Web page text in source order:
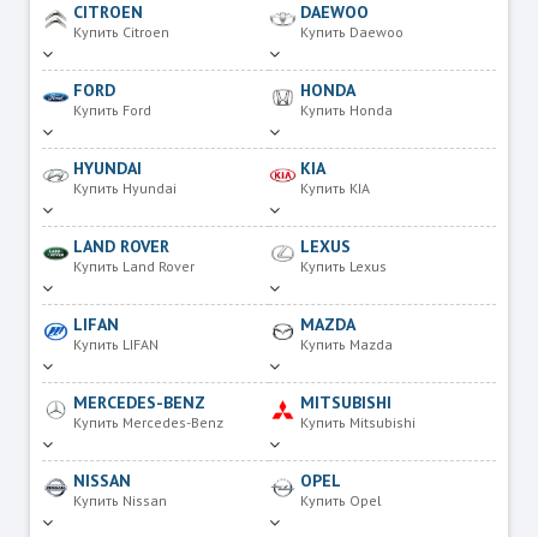
CITROEN
Купить Citroen
DAEWOO
Купить Daewoo
FORD
Купить Ford
HONDA
Купить Honda
HYUNDAI
Купить Hyundai
KIA
Купить KIA
LAND ROVER
Купить Land Rover
LEXUS
Купить Lexus
LIFAN
Купить LIFAN
MAZDA
Купить Mazda
MERCEDES-BENZ
Купить Mercedes-Benz
MITSUBISHI
Купить Mitsubishi
NISSAN
Купить Nissan
OPEL
Купить Opel